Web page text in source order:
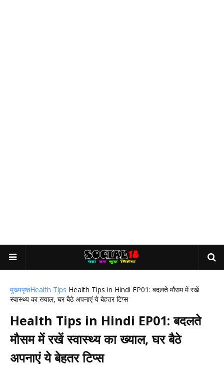
मुख्यपृष्ठHealth Tips Health Tips in Hindi EP01: बदलते मौसम में रखें
स्वास्थ्य का ख्याल, घर बैठे अपनाएं ये बेहतर टिप्स
Health Tips in Hindi EP01: बदलते
मौसम में रखें स्वास्थ्य का ख्याल, घर बैठे
अपनाएं ये बेहतर टिप्स